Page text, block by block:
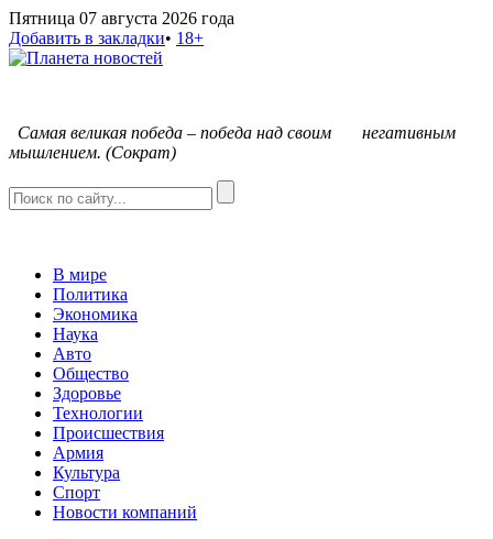
Пятница 07 августа 2026 года
Добавить в закладки• 18+
Самая великая победа – победа над своим негативным
мышлением. (Сократ)
В мире
Политика
Экономика
Наука
Авто
Общество
Здоровье
Технологии
Происшествия
Армия
Культура
Спорт
Новости компаний